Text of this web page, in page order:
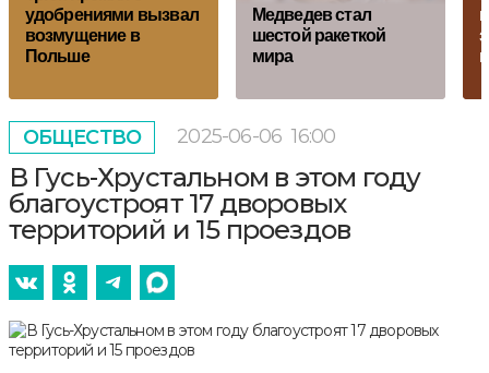
удобрениями вызвал
возмущение в
Польше
Медведев стал
шестой ракеткой
мира
ОБЩЕСТВО 2025-06-06 16:00
В Гусь-Хрустальном в этом году
благоустроят 17 дворовых
территорий и 15 проездов